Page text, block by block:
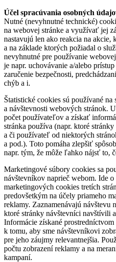
Účel spracúvania osobných
Nutné (nevyhnutné technické)
na webovej stránke a využívať jej
nastavujú len ako reakcia na
a na základe ktorých požiadal o
nevyhnutné pre používanie
je napr. uchovávanie a/alebo
zaručenie bezpečnosti,
chýb a i.
Štatistické cookies sú používané na
a návštevnosti webových stránok.
počet používateľov a získať
stránka používa (napr. ktoré
a či používateľ od niektorých
a pod.). Toto pomáha zlepšiť
napr. tým, že môže ľahko nájsť to,
Marketingové súbory cookies sa
návštevníkov naprieč webom. Ide
marketingových cookies tretích
predovšetkým na účely priameho
reklamy. Zaznamenávajú návštevu
ktoré stránky návštevníci navštívili
Informácie získané
k tomu, aby sme návštevníkovi
pre jeho záujmy relevantnejšia.
počtu zobrazení reklamy a na
kampaní.